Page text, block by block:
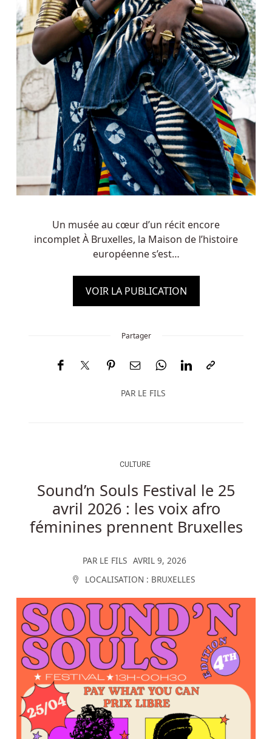
Un musée au cœur d’un récit encore
incomplet À Bruxelles, la Maison de l’histoire
européenne s’est…
VOIR LA PUBLICATION
Partager
PAR LE FILS
CULTURE
Sound’n Souls Festival le 25
avril 2026 : les voix afro
féminines prennent Bruxelles
PAR LE FILS AVRIL 9, 2026
LOCALISATION : BRUXELLES